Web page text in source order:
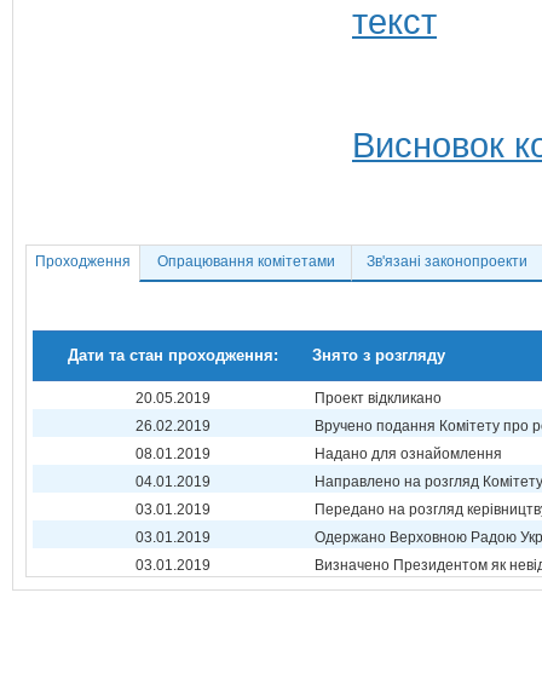
Висновок
Проходження Опрацювання комітетами Зв'язані законопроекти
Дати та стан проходження: Знято з розгляду
20.05.2019
Проект відкликано
26.02.2019
Вручено подання Комітету про
08.01.2019
Надано для ознайомлення
04.01.2019
Направлено на розгляд Комітету
03.01.2019
Передано на розгляд
03.01.2019
Одержано Верховною Радою
03.01.2019
Визначено Президентом як